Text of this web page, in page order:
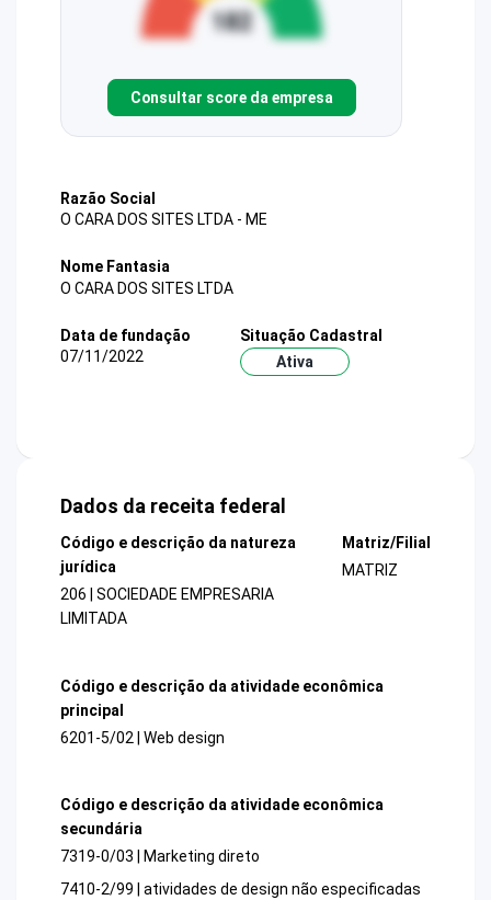
Consultar score da empresa
Razão Social
O CARA DOS SITES LTDA - ME
Nome Fantasia
O CARA DOS SITES LTDA
Data de fundação
07/11/2022
Situação Cadastral
Ativa
Dados da receita federal
Código e descrição da natureza
jurídica
206 | SOCIEDADE EMPRESARIA
LIMITADA
Matriz/Filial
MATRIZ
Código e descrição da atividade econômica
principal
6201-5/02 | Web design
Código e descrição da atividade econômica
secundária
7319-0/03 | Marketing direto
7410-2/99 | atividades de design não especificadas